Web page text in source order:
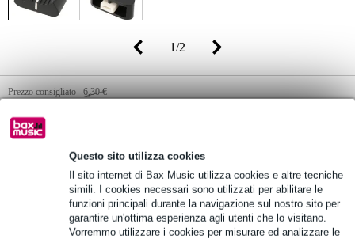
Questo sito utilizza cookies
Il sito internet di Bax Music utilizza cookies e altre tecniche
simili. I cookies necessari sono utilizzati per abilitare le
funzioni principali durante la navigazione sul nostro sito per
garantire un'ottima esperienza agli utenti che lo visitano.
Vorremmo utilizzare i cookies per misurare ed analizzare le
1/2
Prezzo consigliato 6,30 €
Disponibilità online
Ancora 2 in stock nel nostro magazzino
10% DI SCONTO EXTRA
CON IL CODICE: EXTRA10